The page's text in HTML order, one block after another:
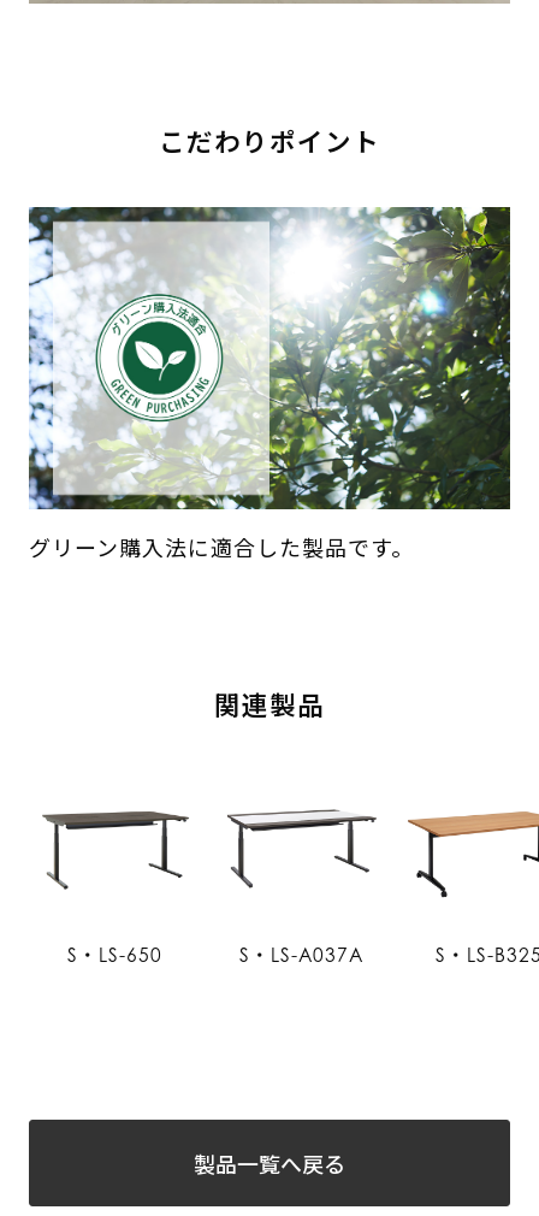
こだわりポイント
グリーン購入法に適合した製品です。
関連製品
S・LS-650 S・LS-A037A S・LS-
製品一覧へ戻る